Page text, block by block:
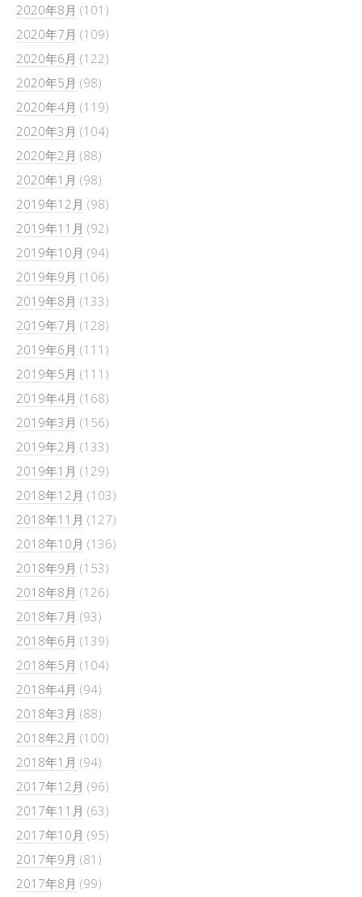
2020年8月 (101)
2020年7月 (109)
2020年6月 (122)
2020年5月 (98)
2020年4月 (119)
2020年3月 (104)
2020年2月 (88)
2020年1月 (98)
2019年12月 (98)
2019年11月 (92)
2019年10月 (94)
2019年9月 (106)
2019年8月 (133)
2019年7月 (128)
2019年6月 (111)
2019年5月 (111)
2019年4月 (168)
2019年3月 (156)
2019年2月 (133)
2019年1月 (129)
2018年12月 (103)
2018年11月 (127)
2018年10月 (136)
2018年9月 (153)
2018年8月 (126)
2018年7月 (93)
2018年6月 (139)
2018年5月 (104)
2018年4月 (94)
2018年3月 (88)
2018年2月 (100)
2018年1月 (94)
2017年12月 (96)
2017年11月 (63)
2017年10月 (95)
2017年9月 (81)
2017年8月 (99)